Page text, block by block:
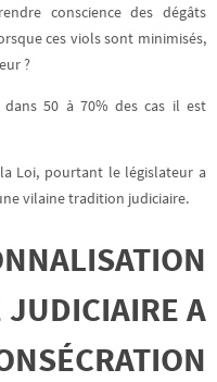
conscience des dégâts
ces viols sont minimisés,
?
50 à 70% des cas il est
Loi, pourtant le législateur a
vilaine tradition judiciaire.
JUDICIAIRE A